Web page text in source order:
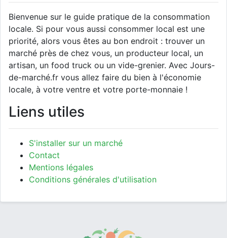
Bienvenue sur le guide pratique de la consommation
locale. Si pour vous aussi consommer local est une
priorité, alors vous êtes au bon endroit : trouver un
marché près de chez vous, un producteur local, un
artisan, un food truck ou un vide-grenier. Avec Jours-
de-marché.fr vous allez faire du bien à l'économie
locale, à votre ventre et votre porte-monnaie !
Liens utiles
S'installer sur un marché
Contact
Mentions légales
Conditions générales d'utilisation